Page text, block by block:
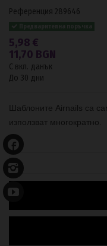
Референция 289646
5,98 €
11,70 BGN
С вкл. данък
До 30 дни
Шаблоните Airnails са
използват многократно.